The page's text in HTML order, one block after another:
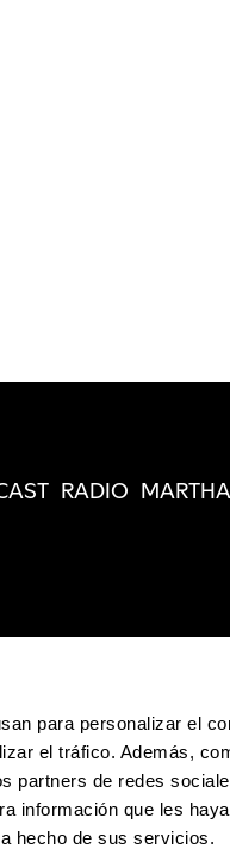
para personalizar el
el tráfico. Además,
partners de redes
información que les
hecho de sus servicios.
RADIO MARTHA